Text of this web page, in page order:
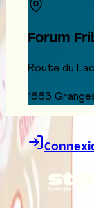
Forum
Route du Lac
1663
Aller au contenu